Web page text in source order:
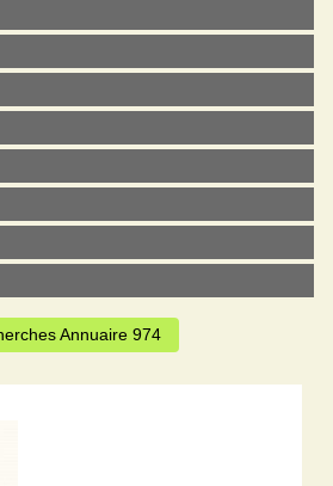
Annuaire 974